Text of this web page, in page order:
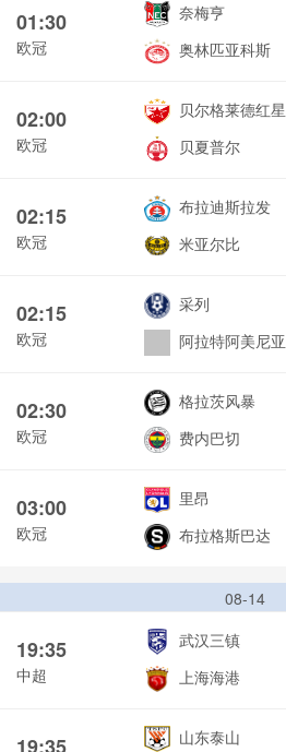
01:30
欧冠
奈梅亨
奥林匹亚科斯
02:00
欧冠
贝尔格莱德红星
贝夏普尔
02:15
欧冠
布拉迪斯拉发
米亚尔比
02:15
欧冠
采列
阿拉特阿美尼亚
02:30
欧冠
格拉茨风暴
费内巴切
03:00
欧冠
里昂
布拉格斯巴达
08-14
19:35
中超
武汉三镇
上海海港
19:35
山东泰山